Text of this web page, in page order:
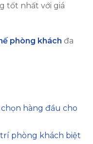
tốt nhất với giá
phòng khách đa
hàng đầu cho
phòng khách biệt